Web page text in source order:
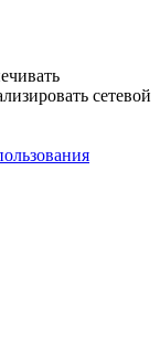
сетевой